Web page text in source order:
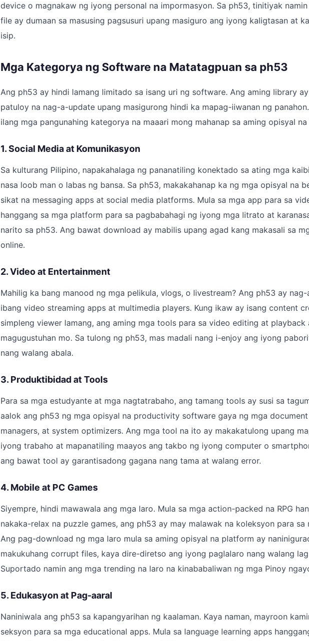
device o magnakaw ng iyong personal na impormasyon. Sa ph53, tinitiyak
file ay dumaan sa masusing pagsusuri upang masiguro ang iyong kaligtasan at
isip.
Mga Kategorya ng Software na Matatagpuan sa ph53
Ang ph53 ay hindi lamang limitado sa isang uri ng software. Ang aming library
patuloy na nag-a-update upang masigurong hindi ka mapag-iiwanan ng
ilang mga pangunahing kategorya na maaari mong mahanap sa aming opisyal
1. Social Media at Komunikasyon
Sa kulturang Pilipino, napakahalaga ng pananatiling konektado sa ating mga
nasa loob man o labas ng bansa. Sa ph53, makakahanap ka ng mga opisyal na
sikat na messaging apps at social media platforms. Mula sa mga app para sa
hanggang sa mga platform para sa pagbabahagi ng iyong mga litrato at
narito sa ph53. Ang bawat download ay mabilis upang agad kang makasali sa
online.
2. Video at Entertainment
Mahilig ka bang manood ng mga pelikula, vlogs, o livestream? Ang ph53 ay nag-
ibang video streaming apps at multimedia players. Kung ikaw ay isang content
simpleng viewer lamang, ang aming mga tools para sa video editing at playback
magugustuhan mo. Sa tulong ng ph53, mas madali nang i-enjoy ang iyong
nang walang abala.
3. Produktibidad at Tools
Para sa mga estudyante at mga nagtatrabaho, ang tamang tools ay susi sa
aalok ang ph53 ng mga opisyal na productivity software gaya ng mga
managers, at system optimizers. Ang mga tool na ito ay makakatulong upang
iyong trabaho at mapanatiling maayos ang takbo ng iyong computer o
ang bawat tool ay garantisadong gagana nang tama at walang error.
4. Mobile at PC Games
Siyempre, hindi mawawala ang mga laro. Mula sa mga action-packed na RPG
nakaka-relax na puzzle games, ang ph53 ay may malawak na koleksyon para sa
Ang pag-download ng mga laro mula sa aming opisyal na platform ay
makukuhang corrupt files, kaya dire-diretso ang iyong paglalaro nang walang
Suportado namin ang mga trending na laro na kinababaliwan ng mga Pinoy
5. Edukasyon at Pag-aaral
Naniniwala ang ph53 sa kapangyarihan ng kaalaman. Kaya naman, mayroon
seksyon para sa mga educational apps. Mula sa language learning apps